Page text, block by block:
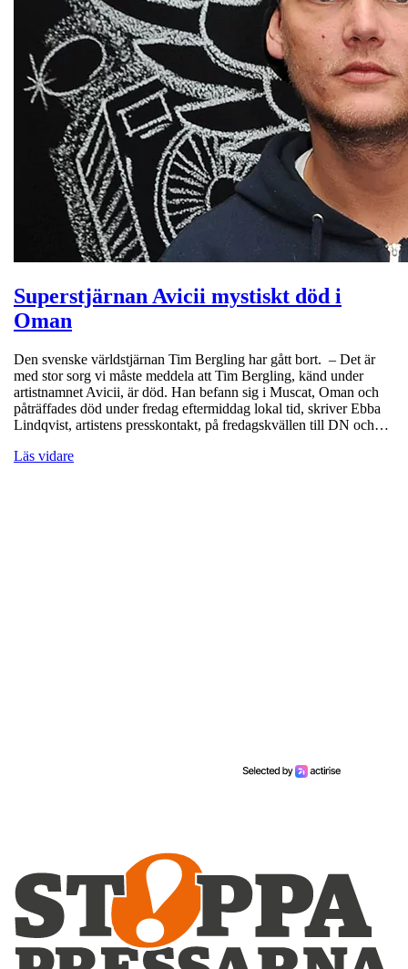
Superstjärnan Avicii mystiskt död i
Oman
Den svenske världstjärnan Tim Bergling har gått bort. – Det är
med stor sorg vi måste meddela att Tim Bergling, känd under
artistnamnet Avicii, är död. Han befann sig i Muscat, Oman och
påträffades död under fredag eftermiddag lokal tid, skriver Ebba
Lindqvist, artistens presskontakt, på fredagskvällen till DN och…
Läs vidare